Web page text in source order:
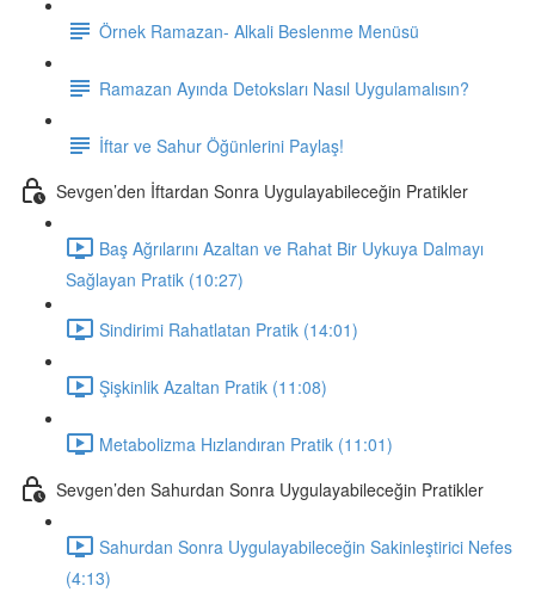
Örnek Ramazan- Alkali Beslenme Menüsü
Ramazan Ayında Detoksları Nasıl Uygulamalısın?
İftar ve Sahur Öğünlerini Paylaş!
Sevgen’den İftardan Sonra Uygulayabileceğin Pratikler
Baş Ağrılarını Azaltan ve Rahat Bir Uykuya Dalmayı
Sağlayan Pratik (10:27)
Sindirimi Rahatlatan Pratik (14:01)
Şişkinlik Azaltan Pratik (11:08)
Metabolizma Hızlandıran Pratik (11:01)
Sevgen’den Sahurdan Sonra Uygulayabileceğin Pratikler
Sahurdan Sonra Uygulayabileceğin Sakinleştirici Nefes
(4:13)